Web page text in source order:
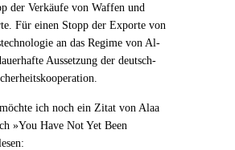
der Verkäufe von Waffen und
Für einen Stopp der Exporte von
an das Regime von Al-
Aussetzung der deutsch-
ich noch ein Zitat von Alaa
»You Have Not Yet Been